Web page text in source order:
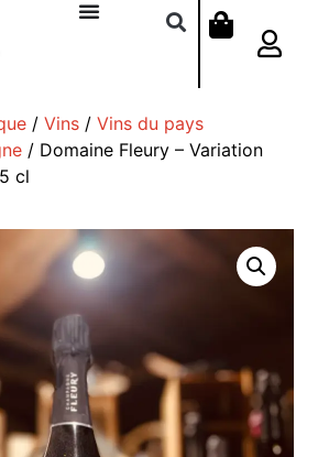
/ Vins/ Vins du pays
/ Domaine Fleury – Variation
cl